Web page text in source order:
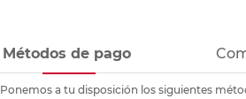
Métodos de pago
Ponemos a tu disposición los siguientes